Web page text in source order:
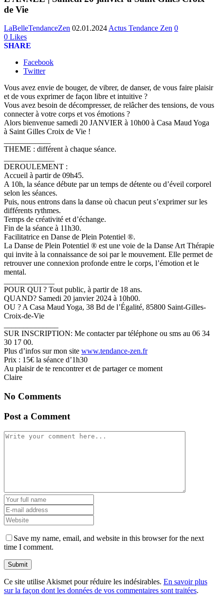
de Vie
LaBelleTendanceZen 02.01.2024Actus Tendance Zen 0
0 Likes
SHARE
Facebook
Twitter
Vous avez envie de bouger, de vibrer, de danser, de vous faire plaisir
et de vous exprimer de façon libre et intuitive ?
Vous avez besoin de décompresser, de relâcher des tensions, de vous
connecter à votre corps et vos émotions ?
Alors bienvenue samedi 20 JANVIER à 10h00 à Casa Maud Yoga
à Saint Gilles Croix de Vie !
THEME : différent à chaque séance.
DEROULEMENT :
Accueil à partir de 09h45.
A 10h, la séance débute par un temps de détente ou d’éveil corporel
selon les séances.
Puis, nous entrons dans la danse où chacun peut s’exprimer sur les
différents rythmes.
Temps de créativité et d’échange.
Fin de la séance à 11h30.
Facilitatrice en Danse de Plein Potentiel ®.
La Danse de Plein Potentiel ® est une voie de la Danse Art Thérapie
qui invite à la connaissance de soi par le mouvement. Elle permet de
retrouver une connexion profonde entre le corps, l’émotion et le
mental.
POUR QUI ? Tout public, à partir de 18 ans.
QUAND? Samedi 20 janvier 2024 à 10h00.
OU ? A Casa Maud Yoga, 38 Bd de l’Égalité, 85800 Saint-Gilles-
Croix-de-Vie
SUR INSCRIPTION: Me contacter par téléphone ou sms au 06 34
30 17 00.
Plus d’infos sur mon site www.tendance-zen.fr
Prix : 15€ la séance d’1h30
Au plaisir de te rencontrer et de partager ce moment
Claire
No Comments
Post a Comment
Save my name, email, and website in this browser for the next
time I comment.
Ce site utilise Akismet pour réduire les indésirables. En savoir plus
sur la façon dont les données de vos commentaires sont traitées.